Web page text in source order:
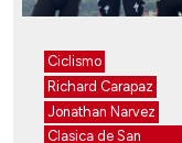
Ciclismo
Richard Carapaz
Jonathan Narvez
Clasica de San